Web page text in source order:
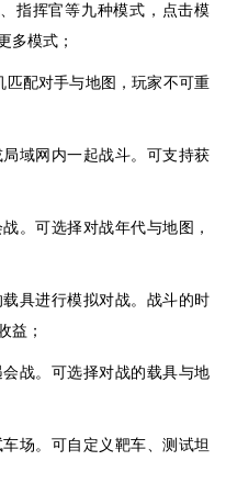
指挥官等九种模式，点击模
多模式；
匹配对手与地图，玩家不可重
域网内一起战斗。可支持获
。可选择对战年代与地图，
具进行模拟对战。战斗的时
益；
战。可选择对战的载具与地
场。可自定义靶车、测试坦